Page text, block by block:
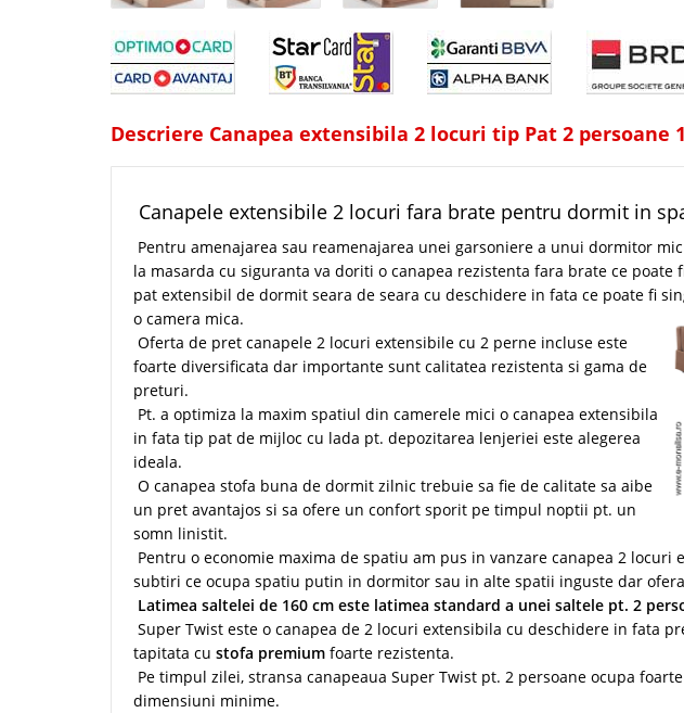
Descriere Canapea extensibila 2 locuri tip Pat 2 persoane
Canapele extensibile 2 locuri fara brate pentru dormit in
Pentru amenajarea sau reamenajarea unei garsoniere a unui dormitor
la masarda cu siguranta va doriti o canapea rezistenta fara brate ce poate
pat extensibil de dormit seara de seara cu deschidere in fata ce poate fi
o camera mica.
Oferta de pret canapele 2 locuri extensibile cu 2 perne incluse este
foarte diversificata dar importante sunt calitatea rezistenta si gama de
preturi.
Pt. a optimiza la maxim spatiul din camerele mici o canapea extensibila
in fata tip pat de mijloc cu lada pt. depozitarea lenjeriei este alegerea
ideala.
O canapea stofa buna de dormit zilnic trebuie sa fie de calitate sa aibe
un pret avantajos si sa ofere un confort sporit pe timpul noptii pt. un
somn linistit.
Pentru o economie maxima de spatiu am pus in vanzare canapea 2
subtiri ce ocupa spatiu putin in dormitor sau in alte spatii inguste dar
Latimea saltelei de 160 cm este latimea standard a unei saltele pt. 2
Super Twist este o canapea de 2 locuri extensibila cu deschidere in fata
tapitata cu stofa premium foarte rezistenta.
Pe timpul zilei, stransa canapeaua Super Twist pt. 2 persoane ocupa
dimensiuni minime.